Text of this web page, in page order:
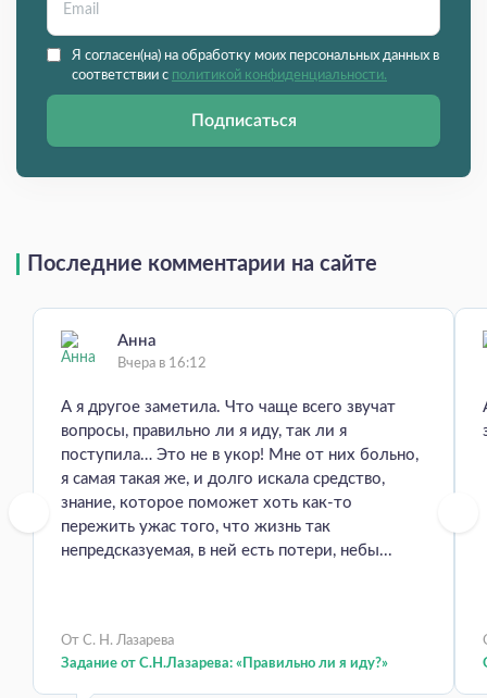
Я согласен(на) на обработку моих персональных данных в
соответствии с политикой конфиденциальности.
Подписаться
Последние комментарии на сайте
Анна
Вчера в 16:12
А я другое заметила. Что чаще всего звучат
вопросы, правильно ли я иду, так ли я
поступила… Это не в укор! Мне от них больно,
я самая такая же, и долго искала средство,
знание, которое поможет хоть как-то
пережить ужас того, что жизнь так
непредсказуемая, в ней есть потери, небы...
От С. Н. Лазарева
Задание от С.Н.Лазарева: «Правильно ли я иду?»